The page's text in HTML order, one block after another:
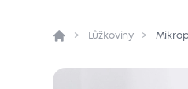
PřehledLůžkoviny